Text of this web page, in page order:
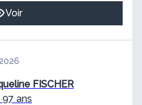
Voir
FISCHER
97 ans